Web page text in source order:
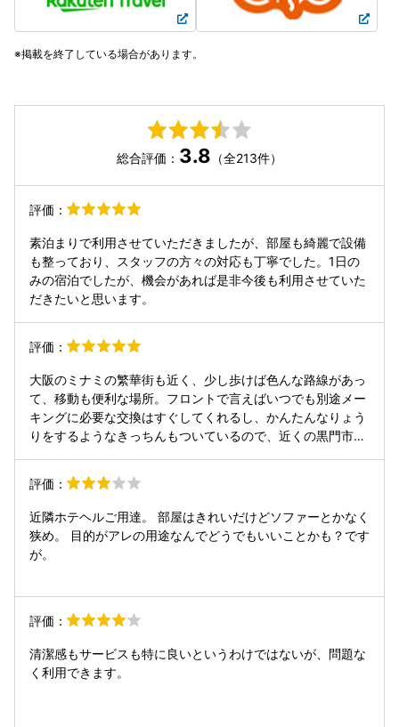
掲載を終了している場合があります。
総合評価： 3.8 （全213件）
評価：
素泊まりで利用させていただきましたが、部屋も綺麗で設備
も整っており、スタッフの方々の対応も丁寧でした。1日の
みの宿泊でしたが、機会があれば是非今後も利用させていた
だきたいと思います。
評価：
大阪のミナミの繁華街も近く、少し歩けば色んな路線があっ
て、移動も便利な場所。フロントで言えばいつでも別途メー
キングに必要な交換はすぐしてくれるし、かんたんなりょう
りをするようなきっちんもついているので、近くの黒門市場
評価：
近隣ホテヘルご用達。 部屋はきれいだけどソファーとかなく
狭め。 目的がアレの用途なんでどうでもいいことかも？です
が。
評価：
清潔感もサービスも特に良いというわけではないが、問題な
く利用できます。